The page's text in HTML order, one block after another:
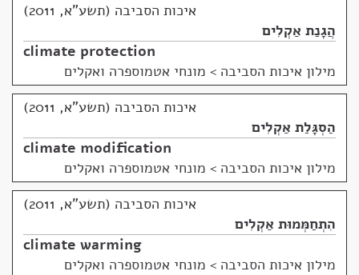
איכות הסביבה (תשע"א, 2011)
הֲגָנַת אַקְלִים
climate protection
מילון איכות הסביבה > מונחי אטמוספרה ואקלים
איכות הסביבה (תשע"א, 2011)
הַסְגָּלַת אַקְלִים
climate modification
מילון איכות הסביבה > מונחי אטמוספרה ואקלים
איכות הסביבה (תשע"א, 2011)
הִתְחַמְּמוּת אַקְלִים
climate warming
מילון איכות הסביבה > מונחי אטמוספרה ואקלים